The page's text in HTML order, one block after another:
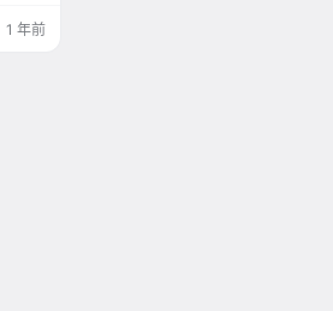
备好
1 年前